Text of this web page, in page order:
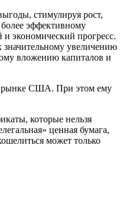
стимулируя рост,
эффективному
экономический прогресс.
увеличению
вложению капиталов и
рынке США. При этом ему
которые нельзя
ценная бумага,
может только